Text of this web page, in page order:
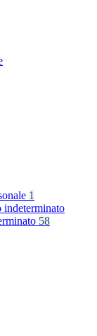
1
indeterminato
58